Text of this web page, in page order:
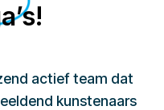
actief team dat
kunstenaars